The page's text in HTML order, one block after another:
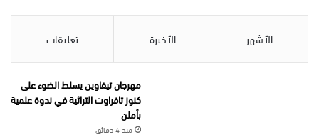
الأشهر الأخيرة تعليقات
مهرجان تيفاوين يسلط الضوء على
كنوز تافراوت التراثية في ندوة علمية
بأملن
منذ 4 دقائق